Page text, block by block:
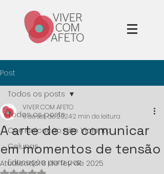
Post
Todos os posts
Comunicação Não Violenta
Colunas
Educação para paz
Todos os posts
A arte de se comunicar
em momentos de tensão
VIVER COM AFETO
6 de set. de 20242 min de leitura
Atualizado:8 de fev. de 2025